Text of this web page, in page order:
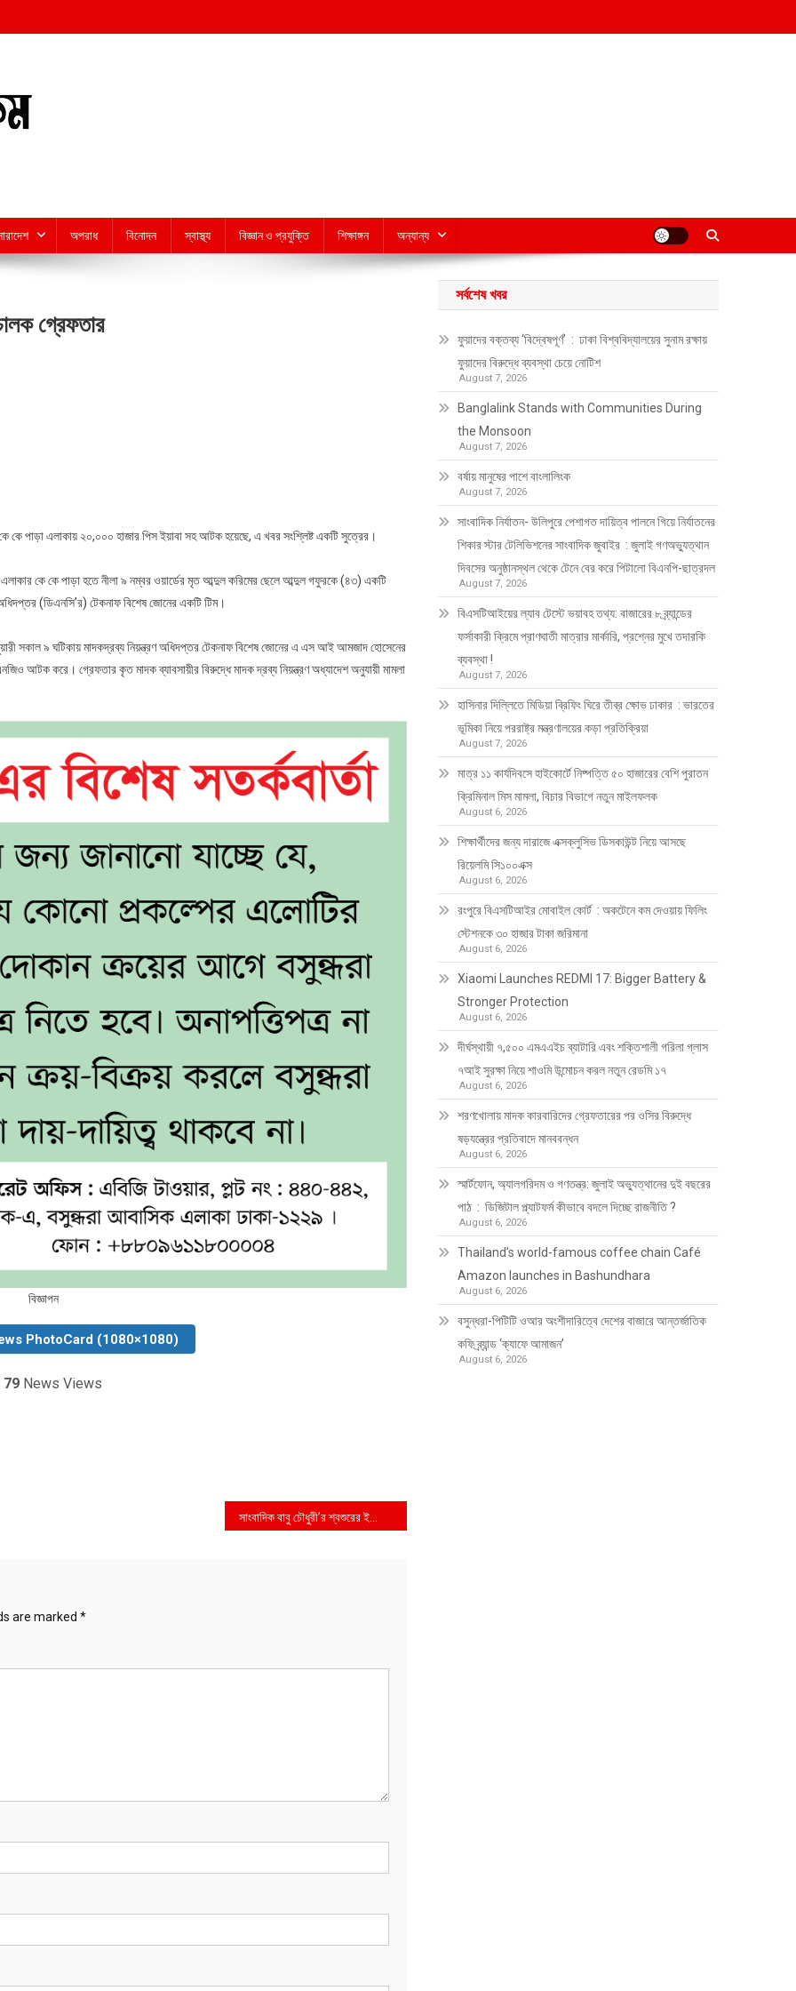
অপরাধ বিনোদন স্বাস্থ্য বিজ্ঞান ও প্রযুক্তি শিক্ষাঙ্গন অন্যান্য
গ্রেফতার
পাড়া এলাকায় ২০,০০০ হাজার পিস ইয়াবা সহ আটক হয়েছে, এ খবর সংশ্লিষ্ট একটি সুত্রের।
কে কে পাড়া হতে নীলা ৯ নম্বর ওয়ার্ডের মৃত আব্দুল করিমের ছেলে আব্দুল গফুরকে (৪৩) একটি
(ডিএনসি’র) টেকনাফ বিশেষ জোনের একটি টিম।
সকাল ৯ ঘটিকায় মাদকদ্রব্য নিয়ন্ত্রণ অধিদপ্তর টেকনাফ বিশেষ জোনের এ এস আই আমজাদ হোসেনের
আটক করে। গ্রেফতার কৃত মাদক ব্যাবসায়ীর বিরুদ্ধে মাদক দ্রব্য নিয়ন্ত্রণ অধ্যাদেশ অনুযায়ী মামলা
বিজ্ঞাপন
PhotoCard (1080×1080)
79 News Views
সাংবাদিক বাবু চৌধুরী’র শ্বশুরের ইন্তেকালঃ বিএমএসএস’র শোক প্রকাশ
are marked *
সর্বশেষ খবর
ফুয়াদের বক্তব্য ‘বিদ্বেষপূর্ণ’ : ঢাকা বিশ্ববিদ্যালয়ের সুনাম রক্ষায়
ফুয়াদের বিরুদ্ধে ব্যবস্থা চেয়ে নোটিশ
August 7, 2026
Banglalink Stands with Communities During
the Monsoon
August 7, 2026
বর্ষায় মানুষের পাশে বাংলালিংক
August 7, 2026
সাংবাদিক নির্যাতন- উলিপুরে পেশাগত দায়িত্ব পালনে গিয়ে নির্যাতনের
শিকার স্টার টেলিভিশনের সাংবাদিক জুবাইর : জুলাই গণঅভ্যুত্থান
দিবসের অনুষ্ঠানস্থল থেকে টেনে বের করে পিটালো বিএনপি-ছাত্রদল
August 7, 2026
বিএসটিআইয়ের ল্যাব টেস্টে ভয়াবহ তথ্য: বাজারের ৮ ব্র্যান্ডের
ফর্সাকারী ক্রিমে প্রাণঘাতী মাত্রার মার্কারি, প্রশ্নের মুখে তদারকি
ব্যবস্থা !
August 7, 2026
হাসিনার দিল্লিতে মিডিয়া ব্রিফিং ঘিরে তীব্র ক্ষোভ ঢাকার : ভারতের
ভূমিকা নিয়ে পররাষ্ট্র মন্ত্রণালয়ের কড়া প্রতিক্রিয়া
August 7, 2026
মাত্র ১১ কার্যদিবসে হাইকোর্টে নিষ্পত্তি ৫০ হাজারের বেশি পুরাতন
ক্রিমিনাল মিস মামলা, বিচার বিভাগে নতুন মাইলফলক
August 6, 2026
শিক্ষার্থীদের জন্য দারাজে এক্সক্লুসিভ ডিসকাউন্ট নিয়ে আসছে
রিয়েলমি সি১০০এক্স
August 6, 2026
রংপুরে বিএসটিআইর মোবাইল কোর্ট : অকটেনে কম দেওয়ায় ফিলিং
স্টেশনকে ৩০ হাজার টাকা জরিমানা
August 6, 2026
Xiaomi Launches REDMI 17: Bigger Battery &
Stronger Protection
August 6, 2026
দীর্ঘস্থায়ী ৭,৫০০ এমএএইচ ব্যাটারি এবং শক্তিশালী গরিলা গ্লাস
৭আই সুরক্ষা নিয়ে শাওমি উন্মোচন করল নতুন রেডমি ১৭
August 6, 2026
শরণখোলায় মাদক কারবারিদের গ্রেফতারের পর ওসির বিরুদ্ধে
ষড়যন্ত্রের প্রতিবাদে মানববন্ধন
August 6, 2026
স্মার্টফোন, অ্যালগরিদম ও গণতন্ত্র: জুলাই অভ্যুত্থানের দুই বছরের
পাঠ : ডিজিটাল প্ল্যাটফর্ম কীভাবে বদলে দিচ্ছে রাজনীতি ?
August 6, 2026
Thailand’s world-famous coffee chain Café
Amazon launches in Bashundhara
August 6, 2026
বসুন্ধরা-পিটিটি ওআর অংশীদারিত্বে দেশের বাজারে আন্তর্জাতিক
কফি ব্র্যান্ড ‘ক্যাফে আমাজন’
August 6, 2026